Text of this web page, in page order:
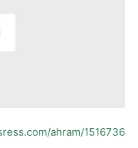
ahram/1516736